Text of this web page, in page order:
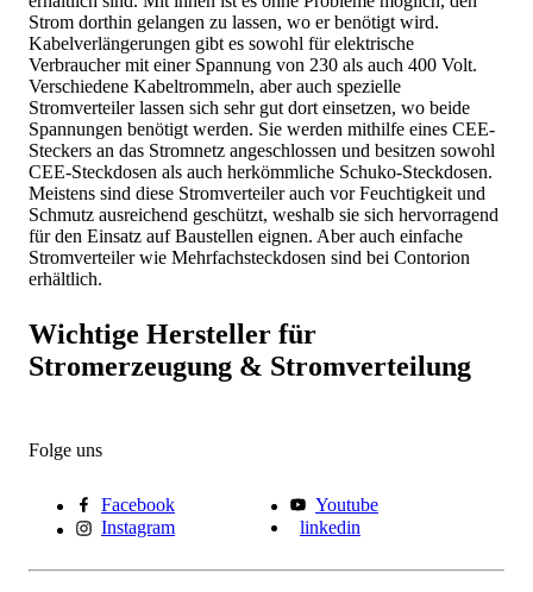
Strom dorthin gelangen zu lassen, wo er benötigt wird.
Kabelverlängerungen gibt es sowohl für elektrische
Verbraucher mit einer Spannung von 230 als auch 400 Volt.
Verschiedene Kabeltrommeln, aber auch spezielle
Stromverteiler lassen sich sehr gut dort einsetzen, wo beide
Spannungen benötigt werden. Sie werden mithilfe eines CEE-
Steckers an das Stromnetz angeschlossen und besitzen sowohl
CEE-Steckdosen als auch herkömmliche Schuko-Steckdosen.
Meistens sind diese Stromverteiler auch vor Feuchtigkeit und
Schmutz ausreichend geschützt, weshalb sie sich hervorragend
für den Einsatz auf Baustellen eignen. Aber auch einfache
Stromverteiler wie Mehrfachsteckdosen sind bei Contorion
erhältlich.
Wichtige Hersteller für
Stromerzeugung & Stromverteilung
Folge uns
Facebook
Youtube
Instagram
linkedin